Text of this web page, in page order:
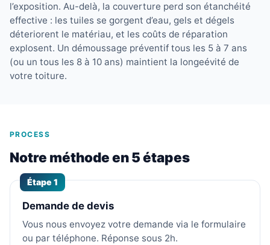
l’exposition. Au-delà, la couverture perd son étanchéité
effective : les tuiles se gorgent d’eau, gels et dégels
déteriorent le matériau, et les coûts de réparation
explosent. Un démoussage préventif tous les 5 à 7 ans
(ou un tous les 8 à 10 ans) maintient la longeévité de
votre toiture.
PROCESS
Notre méthode en 5 étapes
Étape 1
Demande de devis
Vous nous envoyez votre demande via le formulaire
ou par téléphone. Réponse sous 2h.